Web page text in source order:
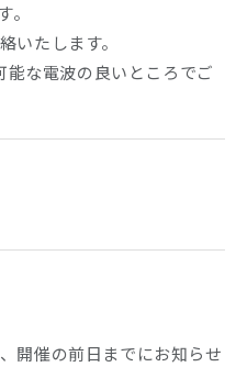
いたします。
な電波の良いところでご
開催の前日までにお知らせ